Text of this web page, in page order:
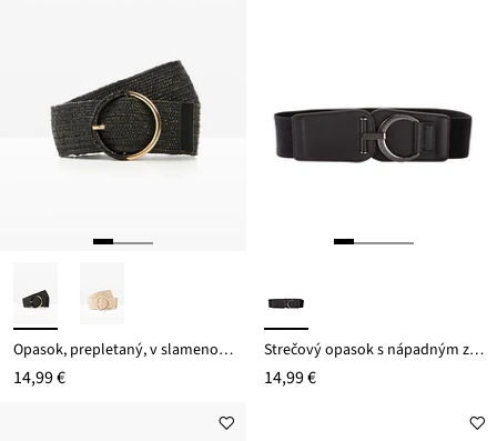
Opasok, prepletaný, v slamenom vzhľade
14,99 €
Strečový opasok s nápadným zapínaním
14,99 €